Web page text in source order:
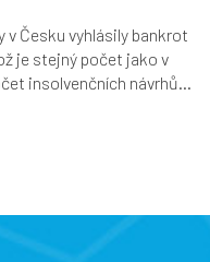
Česku vyhlásily bankrot
je stejný počet jako v
insolvenčních návrhů...